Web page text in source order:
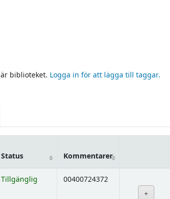
biblioteket. Logga in för att lägga till taggar.
Status Kommentarer
Tillgänglig 00400724372